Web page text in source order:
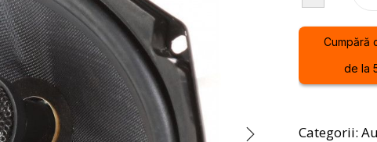
Cumpără
de la
Categorii: